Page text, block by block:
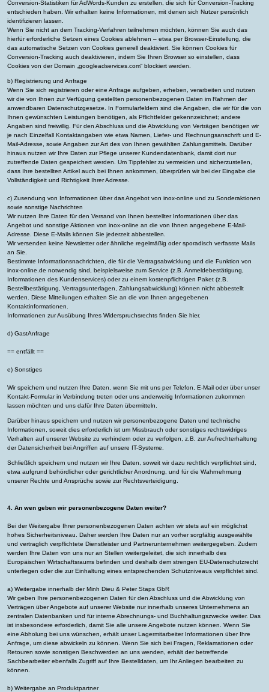
Conversion-Statistiken für AdWords-Kunden zu erstellen, die sich für Conversion-Tracking
entschieden haben. Wir erhalten keine Informationen, mit denen sich Nutzer persönlich
identifizieren lassen.
Wenn Sie nicht an dem Tracking-Verfahren teilnehmen möchten, können Sie auch das
hierfür erforderliche Setzen eines Cookies ablehnen – etwa per Browser-Einstellung, die
das automatische Setzen von Cookies generell deaktiviert. Sie können Cookies für
Conversion-Tracking auch deaktivieren, indem Sie Ihren Browser so einstellen, dass
Cookies von der Domain „googleadservices.com“ blockiert werden.
b) Registrierung und Anfrage
Wenn Sie sich registrieren oder eine Anfrage aufgeben, erheben, verarbeiten und nutzen
wir die von Ihnen zur Verfügung gestellten personenbezogenen Daten im Rahmen der
anwendbaren Datenschutzgesetze. In Formularfeldern sind die Angaben, die wir für die von
Ihnen gewünschten Leistungen benötigen, als Pflichtfelder gekennzeichnet; andere
Angaben sind freiwillig. Für den Abschluss und die Abwicklung von Verträgen benötigen wir
je nach Einzelfall Kontaktangaben wie etwa Namen, Liefer- und Rechnungsanschrift und E-
Mail-Adresse, sowie Angaben zur Art des von Ihnen gewählten Zahlungsmittels. Darüber
hinaus nutzen wir Ihre Daten zur Pflege unserer Kundendatenbank, damit dort nur
zutreffende Daten gespeichert werden. Um Tippfehler zu vermeiden und sicherzustellen,
dass Ihre bestellten Artikel auch bei Ihnen ankommen, überprüfen wir bei der Eingabe die
Vollständigkeit und Richtigkeit Ihrer Adresse.
c) Zusendung von Informationen über das Angebot von inox-online und zu Sonderaktionen
sowie sonstige Nachrichten
Wir nutzen Ihre Daten für den Versand von Ihnen bestellter Informationen über das
Angebot und sonstige Aktionen von inox-online an die von Ihnen angegebene E-Mail-
Adresse. Diese E-Mails können Sie jederzeit abbestellen.
Wir versenden keine Newsletter oder ähnliche regelmäßig oder sporadisch verfasste Mails
an Sie.
Bestimmte Informationsnachrichten, die für die Vertragsabwicklung und die Funktion von
inox-online.de notwendig sind, beispielsweise zum Service (z.B. Anmeldebestätigung,
Informationen des Kundenservices) oder zu einem kostenpflichtigen Paket (z.B.
Bestellbestätigung, Vertragsunterlagen, Zahlungsabwicklung) können nicht abbestellt
werden. Diese Mitteilungen erhalten Sie an die von Ihnen angegebenen
Kontaktinformationen.
Informationen zur Ausübung Ihres Widerspruchsrechts finden Sie hier.
d) GastAnfrage
== entfällt ==
e) Sonstiges
Wir speichern und nutzen Ihre Daten, wenn Sie mit uns per Telefon, E-Mail oder über unser
Kontakt-Formular in Verbindung treten oder uns anderweitig Informationen zukommen
lassen möchten und uns dafür Ihre Daten übermitteln.
Darüber hinaus speichern und nutzen wir personenbezogene Daten und technische
Informationen, soweit dies erforderlich ist um Missbrauch oder sonstiges rechtswidriges
Verhalten auf unserer Website zu verhindern oder zu verfolgen, z.B. zur Aufrechterhaltung
der Datensicherheit bei Angriffen auf unsere IT-Systeme.
Schließlich speichern und nutzen wir Ihre Daten, soweit wir dazu rechtlich verpflichtet sind,
etwa aufgrund behördlicher oder gerichtlicher Anordnung, und für die Wahrnehmung
unserer Rechte und Ansprüche sowie zur Rechtsverteidigung.
4. An wen geben wir personenbezogene Daten weiter?
Bei der Weitergabe Ihrer personenbezogenen Daten achten wir stets auf ein möglichst
hohes Sicherheitsniveau. Daher werden Ihre Daten nur an vorher sorgfältig ausgewählte
und vertraglich verpflichtete Dienstleister und Partnerunternehmen weitergegeben. Zudem
werden Ihre Daten von uns nur an Stellen weitergeleitet, die sich innerhalb des
Europäischen Wirtschaftsraums befinden und deshalb dem strengen EU-Datenschutzrecht
unterliegen oder die zur Einhaltung eines entsprechenden Schutzniveaus verpflichtet sind.
a) Weitergabe innerhalb der Minh Dieu & Peter Staps GbR
Wir geben Ihre personenbezogenen Daten für den Abschluss und die Abwicklung von
Verträgen über Angebote auf unserer Website nur innerhalb unseres Unternehmens an
zentralen Datenbanken und für interne Abrechnungs- und Buchhaltungszwecke weiter. Das
ist insbesondere erforderlich, damit Sie alle unsere Angebote nutzen können. Wenn Sie
eine Abholung bei uns wünschen, erhält unser Lagermitarbeiter Informationen über Ihre
Anfrage, um diese abwickeln zu können. Wenn Sie sich bei Fragen, Reklamationen oder
Retouren sowie sonstigen Beschwerden an uns wenden, erhält der betreffende
Sachbearbeiter ebenfalls Zugriff auf Ihre Bestelldaten, um Ihr Anliegen bearbeiten zu
können.
b) Weitergabe an Produktpartner